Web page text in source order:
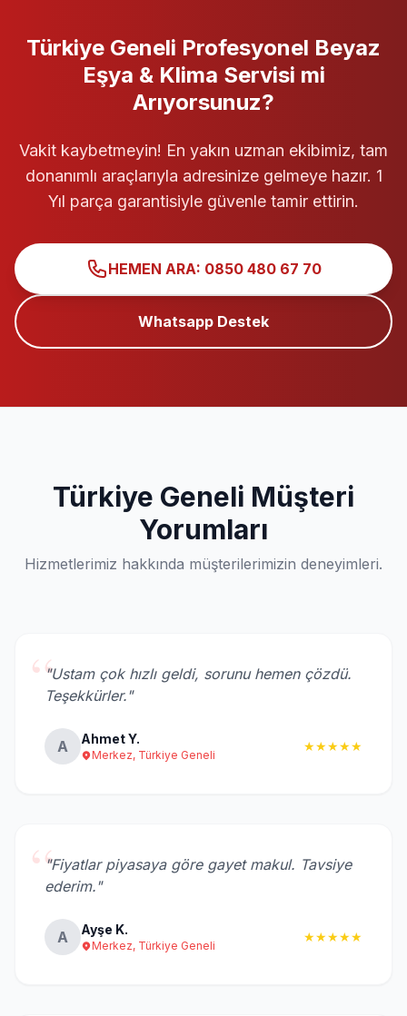
Türkiye Geneli Profesyonel Beyaz
Eşya & Klima Servisi mi
Arıyorsunuz?
Vakit kaybetmeyin! En yakın uzman ekibimiz, tam
donanımlı araçlarıyla adresinize gelmeye hazır. 1
Yıl parça garantisiyle güvenle tamir ettirin.
HEMEN ARA: 0850 480 67 70
Whatsapp Destek
Türkiye Geneli Müşteri
Yorumları
Hizmetlerimiz hakkında müşterilerimizin deneyimleri.
“"Ustam çok hızlı geldi, sorunu hemen çözdü.
Teşekkürler."
A Ahmet Y.
Merkez, Türkiye Geneli
★★★★★
“"Fiyatlar piyasaya göre gayet makul. Tavsiye
ederim."
A Ayşe K.
Merkez, Türkiye Geneli
★★★★★